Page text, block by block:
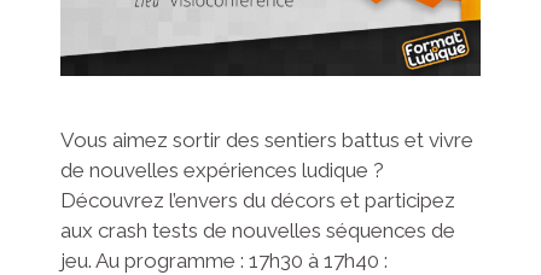
Vous aimez sortir des sentiers battus et vivre
de nouvelles expériences ludique ?
Découvrez l’envers du décors et participez
aux crash tests de nouvelles séquences de
jeu. Au programme : 17h30 à 17h40 :